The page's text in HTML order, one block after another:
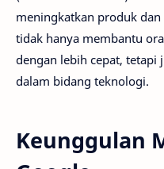
meningkatkan produk
tidak hanya membantu
dengan lebih cepat, tetapi
dalam bidang teknologi.
Keunggulan